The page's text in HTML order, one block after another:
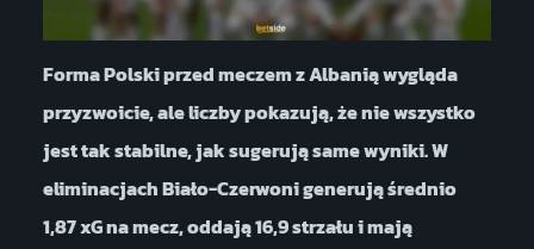
Forma Polski przed meczem z Albanią wygląda
przyzwoicie, ale liczby pokazują, że nie wszystko
jest tak stabilne, jak sugerują same wyniki. W
eliminacjach Biało-Czerwoni generują średnio
1,87 xG na mecz, oddają 16,9 strzału i mają